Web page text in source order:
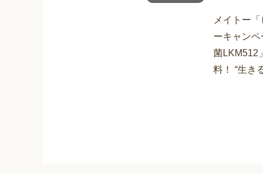
メイトー
ーキャン
菌LKM512
料！ “生き